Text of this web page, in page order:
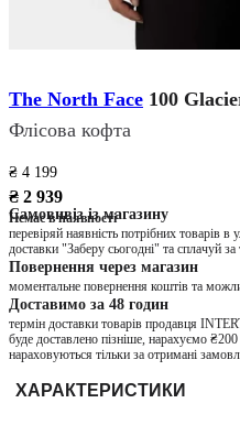
The North Face 100
Флісова кофта
₴ 4 199
₴ 2 939
Немає в наявності
Самовивіз із магазину
перевіряй наявність потрібних товарів
доставки "Заберу сьогодні" та сплачуй
Повернення через магазин
моментальне повернення коштів та
Доставимо за 48 годин
термін доставки товарів продавця
буде доставлено пізніше, нарахуємо
нараховуються тільки за отримані
ХАРАКТЕРИСТИКИ